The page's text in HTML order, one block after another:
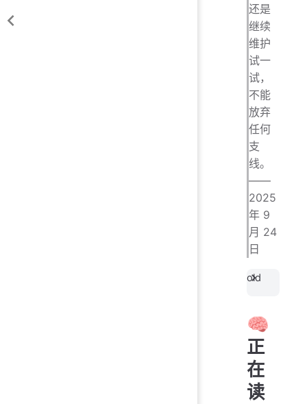
还是
继续
维护
试一
试，
不能
放弃
任何
支
线。
——
2025
年 9
月 24
日
old
🧠
正
在
读